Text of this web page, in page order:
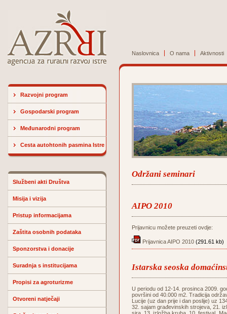
Naslovnica O nama Aktivnosti
Razvojni program
Gospodarski program
Međunarodni program
Cesta autohtonih pasmina Istre
Službeni akti Društva
Misija i vizija
Pristup informacijama
Zaštita osobnih podataka
Sponzorstva i donacije
Suradnja s institucijama
Propisi za agroturizme
Otvoreni natječaji
Održani seminari
AIPO 2010
Prijavnicu možete preuzeti ovdje:
Prijavnica AIPO 2010 (291.61 kb)
Istarska seoska
U periodu od 12-14. prosinca 2009.
površini od 40.000 m2. Tradicija
Lucije (uz dan prije i dan poslije) uz
32. sajam građevinskih strojeva, 21.